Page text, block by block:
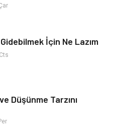
İçin Ne Lazım
Düşünme Tarzını